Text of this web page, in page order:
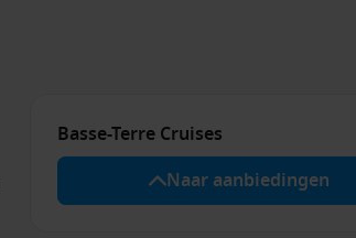
Basse-Terre Cruises
Naar aanbiedingen